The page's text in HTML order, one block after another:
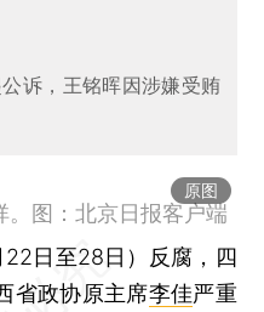
诉，王铭晖因涉嫌受贿
原图
。图：北京日报客户端
22日至28日）反腐，四
省政协原主席李佳严重